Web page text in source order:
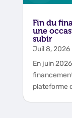
Fin du
une
subir
Juil 8, 2026|
En juin
plateforme